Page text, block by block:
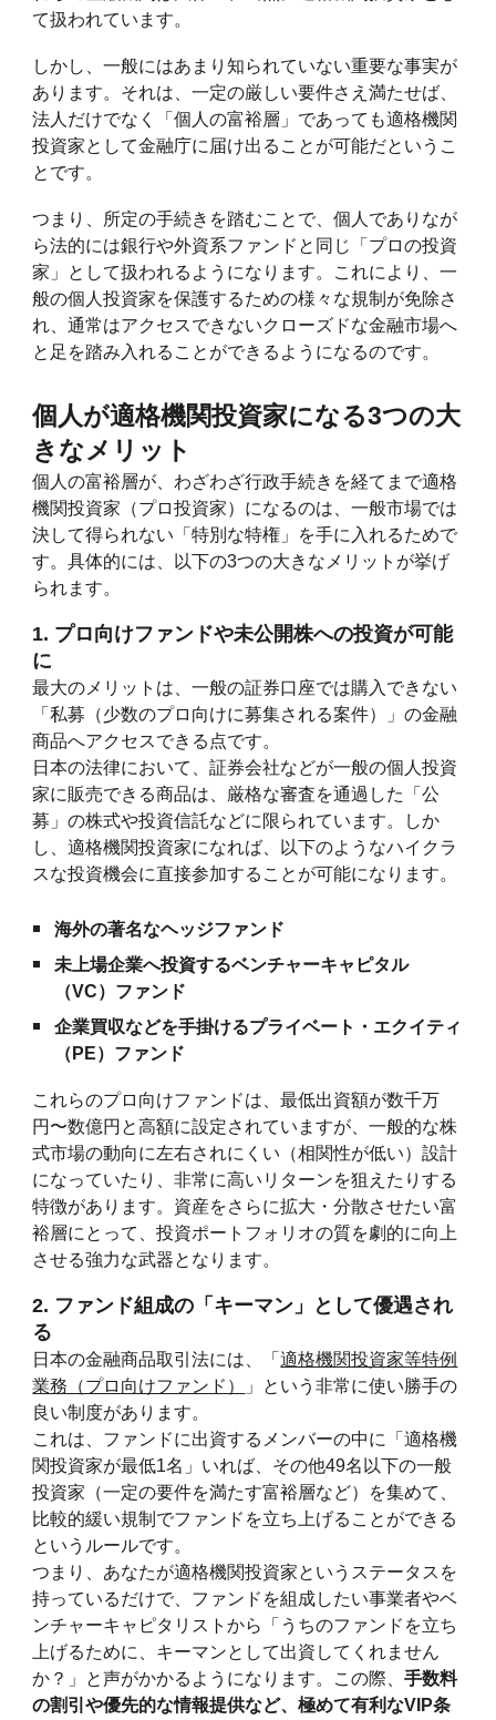
て扱われています。
しかし、一般にはあまり知られていない重要な事実が
あります。それは、一定の厳しい要件さえ満たせば、
法人だけでなく「個人の富裕層」であっても適格機関
投資家として金融庁に届け出ることが可能だというこ
とです。
つまり、所定の手続きを踏むことで、個人でありなが
ら法的には銀行や外資系ファンドと同じ「プロの投資
家」として扱われるようになります。これにより、一
般の個人投資家を保護するための様々な規制が免除さ
れ、通常はアクセスできないクローズドな金融市場へ
と足を踏み入れることができるようになるのです。
個人が適格機関投資家になる3つの大
きなメリット
個人の富裕層が、わざわざ行政手続きを経てまで適格
機関投資家（プロ投資家）になるのは、一般市場では
決して得られない「特別な特権」を手に入れるためで
す。具体的には、以下の3つの大きなメリットが挙げ
られます。
1. プロ向けファンドや未公開株への投資が可能
に
最大のメリットは、一般の証券口座では購入できない
「私募（少数のプロ向けに募集される案件）」の金融
商品へアクセスできる点です。
日本の法律において、証券会社などが一般の個人投資
家に販売できる商品は、厳格な審査を通過した「公
募」の株式や投資信託などに限られています。しか
し、適格機関投資家になれば、以下のようなハイクラ
スな投資機会に直接参加することが可能になります。
海外の著名なヘッジファンド
未上場企業へ投資するベンチャーキャピタル
（VC）ファンド
企業買収などを手掛けるプライベート・エクイティ
（PE）ファンド
これらのプロ向けファンドは、最低出資額が数千万
円〜数億円と高額に設定されていますが、一般的な株
式市場の動向に左右されにくい（相関性が低い）設計
になっていたり、非常に高いリターンを狙えたりする
特徴があります。資産をさらに拡大・分散させたい富
裕層にとって、投資ポートフォリオの質を劇的に向上
させる強力な武器となります。
2. ファンド組成の「キーマン」として優遇され
る
日本の金融商品取引法には、「適格機関投資家等特例
業務（プロ向けファンド）
」という非常に使い勝手の
良い制度があります。
これは、ファンドに出資するメンバーの中に「適格機
関投資家が最低1名」いれば、その他49名以下の一般
投資家（一定の要件を満たす富裕層など）を集めて、
比較的緩い規制でファンドを立ち上げることができる
というルールです。
つまり、あなたが適格機関投資家というステータスを
持っているだけで、ファンドを組成したい事業者やベ
ンチャーキャピタリストから「うちのファンドを立ち
上げるために、キーマンとして出資してくれません
か？」と声がかかるようになります。この際、手数料
の割引や優先的な情報提供など、極めて有利なVIP条